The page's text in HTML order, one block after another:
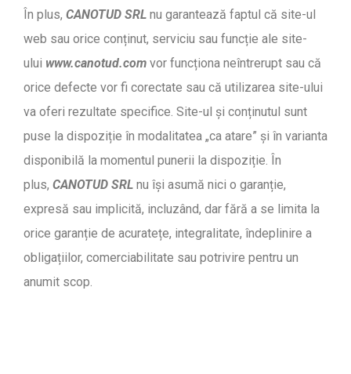
În plus, CANOTUD SRL nu garantează faptul că site-ul
web sau orice conținut, serviciu sau funcție ale site-
ului www.canotud.com vor funcționa neîntrerupt sau că
orice defecte vor fi corectate sau că utilizarea site-ului
va oferi rezultate specifice. Site-ul și conținutul sunt
puse la dispoziție în modalitatea „ca atare” și în varianta
disponibilă la momentul punerii la dispoziție. În
plus, CANOTUD SRL nu își asumă nici o garanție,
expresă sau implicită, incluzând, dar fără a se limita la
orice garanție de acuratețe, integralitate, îndeplinire a
obligațiilor, comerciabilitate sau potrivire pentru un
anumit scop.